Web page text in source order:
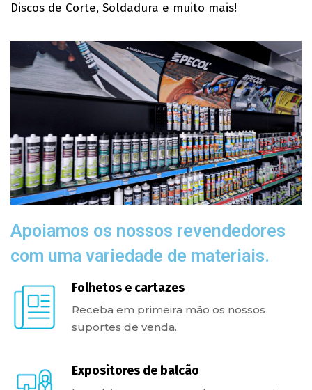
Discos de Corte, Soldadura e muito mais!
Apoiamos os nossos revendedores
com uma variedade de materiais.
Folhetos e cartazes
Receba em primeira mão os nossos
suportes de venda.
Expositores de balcão